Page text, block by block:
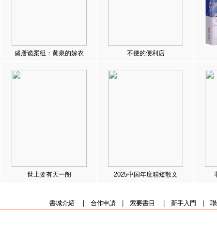
盛唐诡案组：黄泉的嫁衣 不便的便利店
世上要有天一阁 2025中国年度精短散文
書城介紹 合作申請| 索要書目 新手入門